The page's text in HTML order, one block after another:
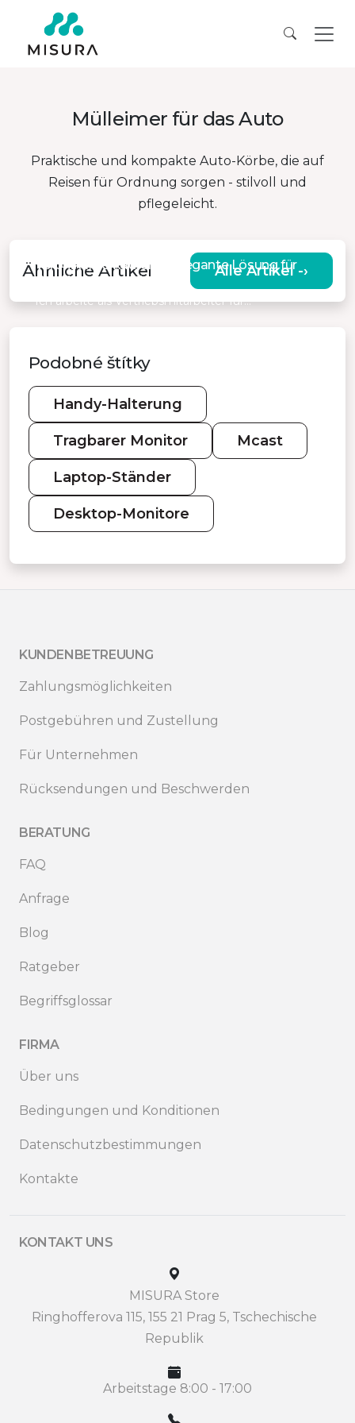
Mülleimer für das Auto
Praktische und kompakte Auto-Körbe, die auf
Reisen für Ordnung sorgen - stilvoll und
pflegeleicht.
Ähnliche Artikel Alle Artikel -›
Veronika, Verkäuferin, „Elegante Lösung für
den Komfort im Auto“
Ich arbeite als Vertriebsmitarbeiter für…
Podobné štítky
Handy-Halterung
Tragbarer Monitor Mcast
Laptop-Ständer
Desktop-Monitore
KUNDENBETREUUNG
Zahlungsmöglichkeiten
Postgebühren und Zustellung
Für Unternehmen
Rücksendungen und Beschwerden
BERATUNG
FAQ
Anfrage
Blog
Ratgeber
Begriffsglossar
FIRMA
Über uns
Bedingungen und Konditionen
Datenschutzbestimmungen
Kontakte
KONTAKT UNS
MISURA Store
Ringhofferova 115, 155 21 Prag 5, Tschechische
Republik
Arbeitstage 8:00 - 17:00